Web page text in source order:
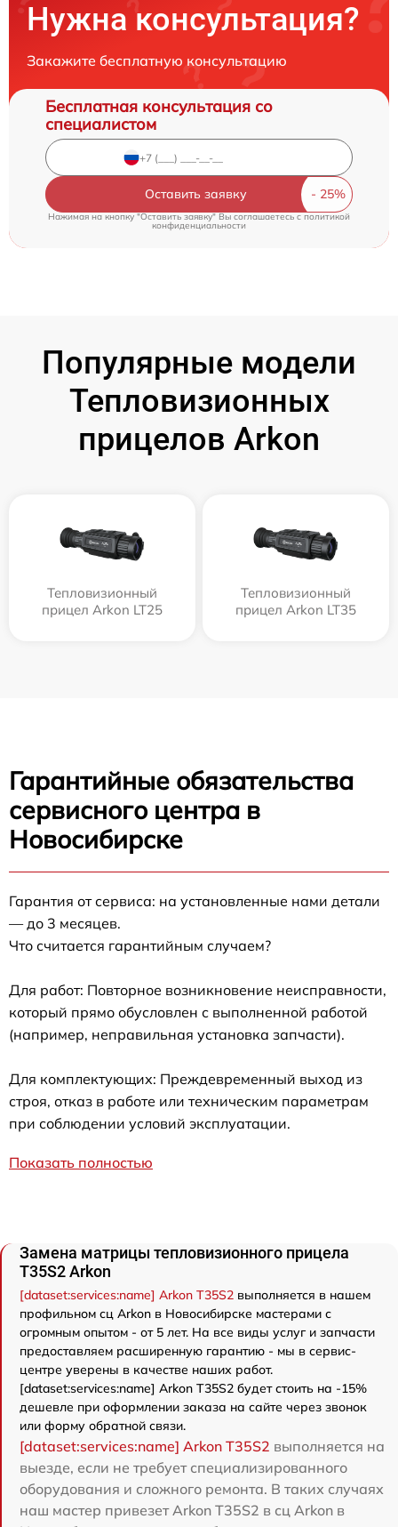
Нужна консультация?
Закажите бесплатную консультацию
Бесплатная консультация со
специалистом
Оставить заявку
Нажимая на кнопку "Оставить заявку" Вы соглашаетесь c политикой
конфиденциальности
Популярные модели
Тепловизионных
прицелов Arkon
Тепловизионный
прицел Arkon LT25
Тепловизионный
прицел Arkon LT35
Гарантийные обязательства
сервисного центра в
Новосибирске
Гарантия от сервиса: на установленные нами детали
— до 3 месяцев.
Что считается гарантийным случаем?
Для работ: Повторное возникновение неисправности,
который прямо обусловлен с выполненной работой
(например, неправильная установка запчасти).
Для комплектующих: Преждевременный выход из
строя, отказ в работе или техническим параметрам
при соблюдении условий эксплуатации.
Показать полностью
Замена матрицы тепловизионного прицела
T35S2 Arkon
[dataset:services:name] Arkon T35S2 выполняется в нашем
профильном сц Arkon в Новосибирске мастерами с
огромным опытом - от 5 лет. На все виды услуг и запчасти
предоставляем расширенную гарантию - мы в сервис-
центре уверены в качестве наших работ.
[dataset:services:name] Arkon T35S2 будет стоить на -15%
дешевле при оформлении заказа на сайте через звонок
или форму обратной связи.
[dataset:services:name] Arkon T35S2 выполняется на
выезде, если не требует специализированного
оборудования и сложного ремонта. В таких случаях
наш мастер привезет Arkon T35S2 в сц Arkon в